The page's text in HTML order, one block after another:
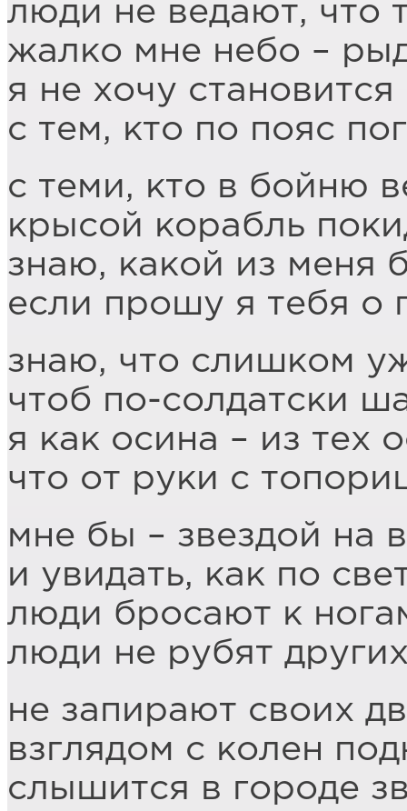
люди не ведают, что
жалко мне небо –
я не хочу становится
с тем, кто по пояс
с теми, кто в бойню
крысой корабль
знаю, какой из меня
если прошу я тебя о
знаю, что слишком
чтоб по-солдатски
я как осина – из тех
что от руки с
мне бы – звездой на
и увидать, как по
люди бросают к
люди не рубят
не запирают своих
взглядом с колен
слышится в городе